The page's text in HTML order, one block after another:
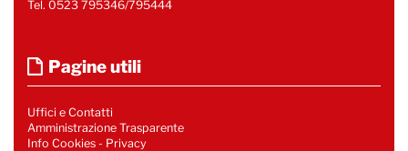
Tel. 0523 795346/795444
Pagine utili
Uffici e Contatti
Amministrazione Trasparente
Info Cookies - Privacy